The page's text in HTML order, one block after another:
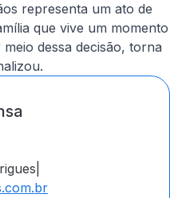
representa um ato de
que vive um momento
dessa decisão, torna